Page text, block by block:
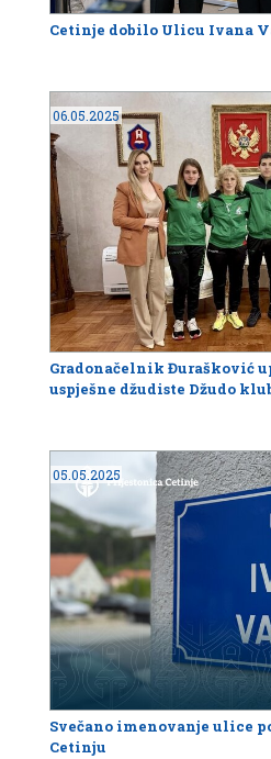
Cetinje dobilo Ulicu Ivana
06.05.2025
Gradonačelnik Đurašković
uspješne džudiste Džudo
05.05.2025
Svečano imenovanje ulice
Cetinju